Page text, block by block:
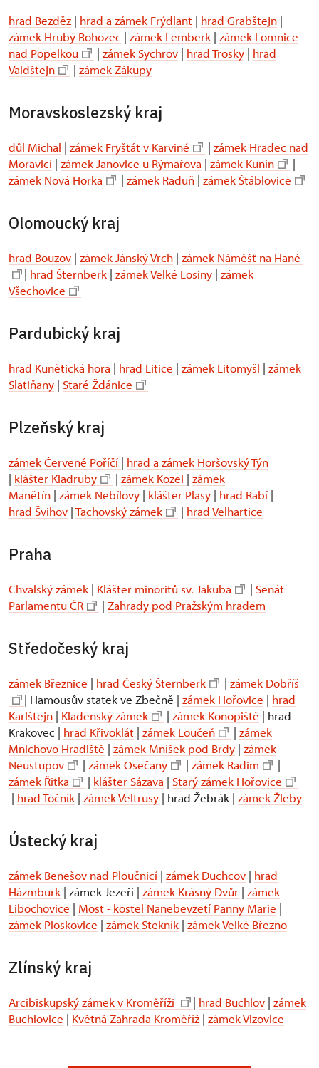
hrad Bezděz | hrad a zámek Frýdlant | hrad Grabštejn |
zámek Hrubý Rohozec | zámek Lemberk | zámek Lomnice
nad Popelkou
| zámek Sychrov | hrad Trosky | hrad
Valdštejn
| zámek Zákupy
Moravskoslezský kraj
důl Michal | zámek Fryštát v Karviné | zámek Hradec nad
Moravicí | zámek Janovice u Rýmařova | zámek Kunín
|
zámek Nová Horka
| zámek Raduň | zámek Štáblovice
Olomoucký kraj
hrad Bouzov | zámek Jánský Vrch | zámek Náměšť na Hané
| hrad Šternberk | zámek Velké Losiny | zámek
Všechovice
Pardubický kraj
hrad Kunětická hora | hrad Litice | zámek Litomyšl | zámek
Slatiňany | Staré Ždánice
Plzeňský kraj
zámek Červené Poříčí | hrad a zámek Horšovský Týn
| klášter Kladruby | zámek Kozel | zámek
Manětín | zámek Nebílovy | klášter Plasy | hrad Rabí |
hrad Švihov |Tachovský zámek | hrad Velhartice
Praha
Chvalský zámek | Klášter minoritů sv. Jakuba | Senát
Parlamentu ČR
| Zahrady pod Pražským hradem
Středočeský kraj
zámek Březnice | hrad Český Šternberk | zámek Dobříš
| Hamousův statek ve Zbečně | zámek Hořovice | hrad
Karlštejn | Kladenský zámek | zámek Konopiště | hrad
Krakovec | hrad Křivoklát | zámek Loučeň | zámek
Mnichovo Hradiště | zámek Mníšek pod Brdy | zámek
Neustupov
| zámek Osečany | zámek Radim
|
zámek Řitka
| klášter Sázava | Starý zámek Hořovice
| hrad Točník | zámek Veltrusy | hrad Žebrák | zámek Žleby
Ústecký kraj
zámek Benešov nad Ploučnicí | zámek Duchcov | hrad
Házmburk | zámek Jezeří | zámek Krásný Dvůr | zámek
Libochovice | Most - kostel Nanebevzetí Panny Marie |
zámek Ploskovice | zámek Stekník | zámek Velké Březno
Zlínský kraj
Arcibiskupský zámek v Kroměříži | hrad Buchlov | zámek
Buchlovice | Květná Zahrada Kroměříž | zámek Vizovice